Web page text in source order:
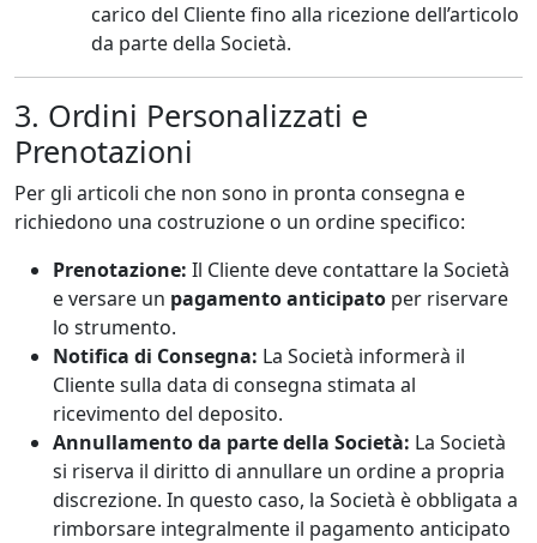
carico del Cliente fino alla ricezione dell’articolo
da parte della Società.
3. Ordini Personalizzati e
Prenotazioni
Per gli articoli che non sono in pronta consegna e
richiedono una costruzione o un ordine specifico:
Prenotazione: Il Cliente deve contattare la Società
e versare un pagamento anticipato per riservare
lo strumento.
Notifica di Consegna: La Società informerà il
Cliente sulla data di consegna stimata al
ricevimento del deposito.
Annullamento da parte della Società: La Società
si riserva il diritto di annullare un ordine a propria
discrezione. In questo caso, la Società è obbligata a
rimborsare integralmente il pagamento anticipato